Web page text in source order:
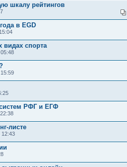
шкалу рейтингов
в EGD
видах спорта
РФГ и ЕГФ
листе
12:43